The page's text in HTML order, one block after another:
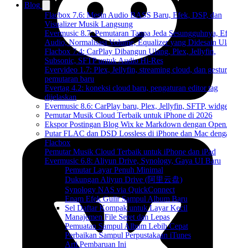
Blog
Flacbox 7.6: Mesin Audio BASS Baru, Efek, DSP, dan
Visualizer Musik Langsung
Evermusic 8.7: Pemutaran Tanpa Jeda Sesungguhnya,
Audio, Normalisasi Volume, Equalizer yang Didesain
Flacbox 7.4: CarPlay Dibangun Ulang, Plex, Jellyfin,
Subsonic, SFTP untuk Audio Hi-Res
Evervideo 1.7: Plex, Jellyfin, streaming cloud, dan gestur
pemutaran baru
Evertag 4.2: koneksi cloud baru, pengaturan editor tag
dijelaskan
Evermusic 8.6: CarPlay baru, Plex, Jellyfin, SFTP,
Pemutar Musik Cloud Terbaik untuk iPhone di 2026
Ekspor Postingan Blog Wix ke Markdown dengan
Putar FLAC dan DSD Lossless di iPhone dan Mac
Flacbox
Pemutar Musik Cloud Terbaik untuk iPhone dan iPad
Evermusic 6.8: Aliyun Drive, Synology, Gaya UI Baru
Pemutar Layar Penuh Minimal
Dukungan Aliyun Drive (阿里云盘)
Synology NAS via QuickConnect
Enam Efek Gulir Sampul Album Baru
Sel Daftar Kompak untuk Layar Kecil
Manajemen File Seret dan Lepas
Pemuatan Sampul Album Lebih Cepat
Perbaikan Sampul Perpustakaan iTunes
Arti Pembaruan Ini